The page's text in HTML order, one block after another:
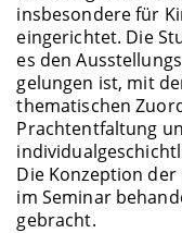
insbesondere für
eingerichtet. Die
es den
gelungen ist, mit
thematischen
Prachtentfaltung
Die Konzeption
im Seminar
gebracht.